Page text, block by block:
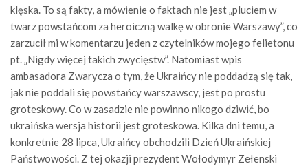
klęska. To są fakty, a mówienie o faktach nie jest „pluciem w
twarz powstańcom za heroiczną walkę w obronie Warszawy”, co
zarzucił mi w komentarzu jeden z czytelników mojego felietonu
pt. „Nigdy więcej takich zwycięstw”. Natomiast wpis
ambasadora Zwarycza o tym, że Ukraińcy nie poddadzą się tak,
jak nie poddali się powstańcy warszawscy, jest po prostu
groteskowy. Co w zasadzie nie powinno nikogo dziwić, bo
ukraińska wersja historii jest groteskowa. Kilka dni temu, a
konkretnie 28 lipca, Ukraińcy obchodzili Dzień Ukraińskiej
Państwowości. Z tej okazji prezydent Wołodymyr Zełenski